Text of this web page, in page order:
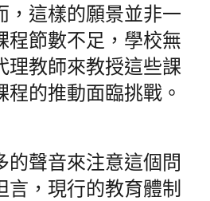
，這樣的願景並非一
程節數不足，學校無
理教師來教授這些課
的推動面臨挑戰。
的聲音來注意這個問
言，現行的教育體制